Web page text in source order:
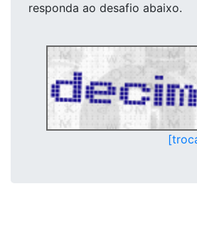
responda ao desafio abaixo.